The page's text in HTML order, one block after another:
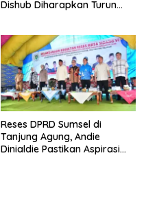
Dishub Diharapkan Turun
Reses DPRD Sumsel di
Tanjung Agung, Andie
Dinialdie Pastikan Aspirasi